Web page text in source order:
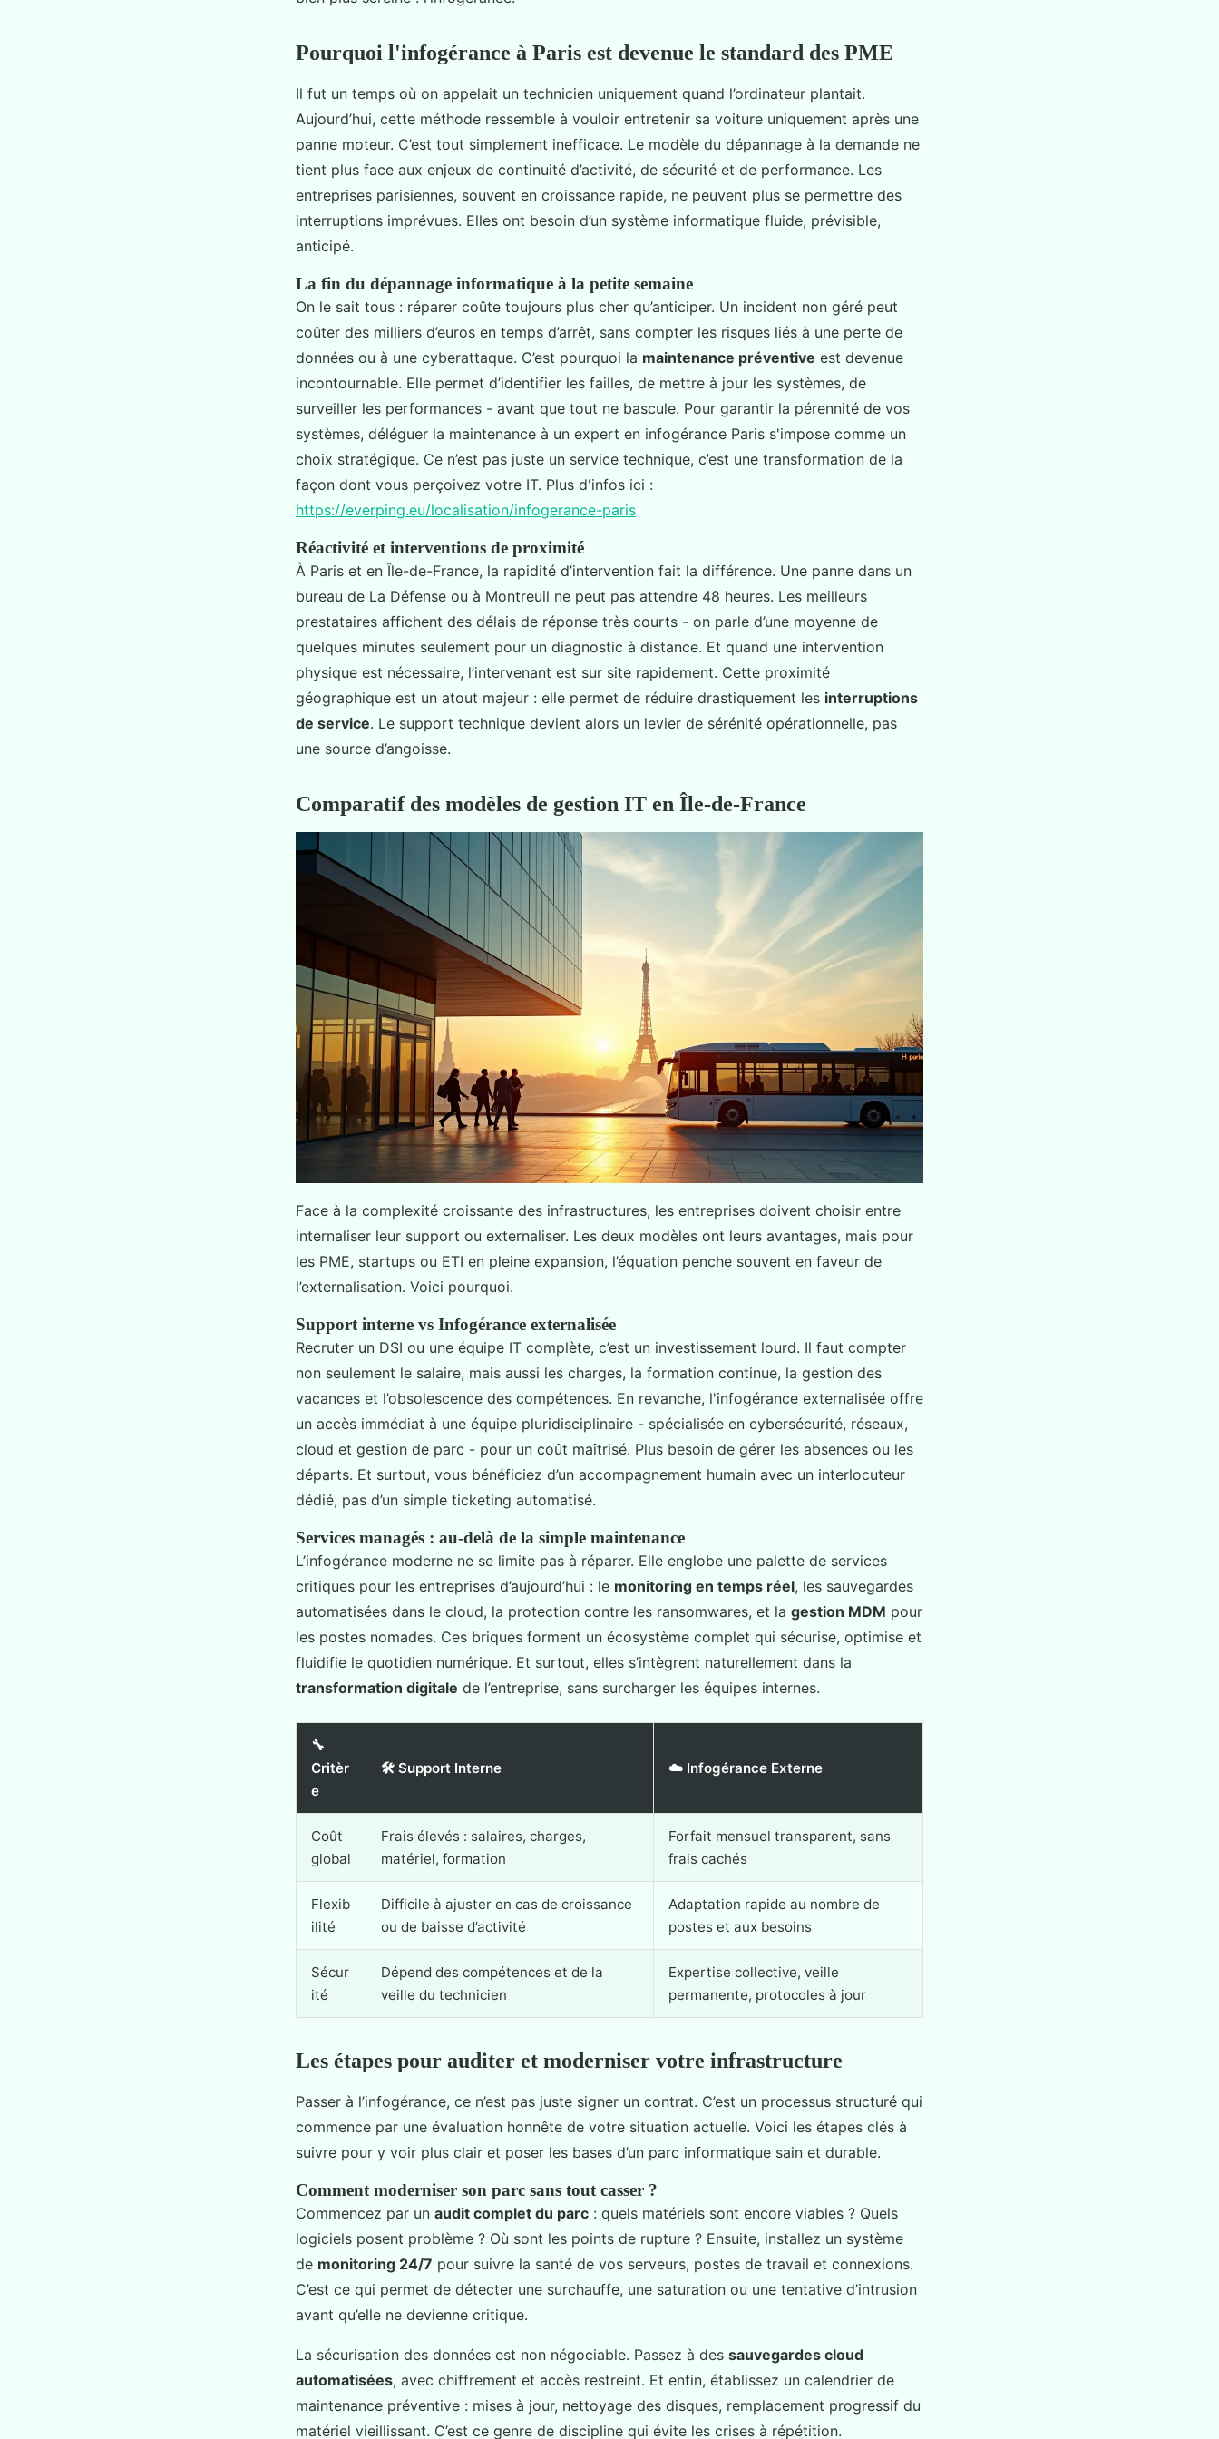
Pourquoi l'infogérance à Paris est devenue le standard des PME
Il fut un temps où on appelait un technicien uniquement quand l’ordinateur plantait.
Aujourd’hui, cette méthode ressemble à vouloir entretenir sa voiture uniquement après une
panne moteur. C’est tout simplement inefficace. Le modèle du dépannage à la demande ne
tient plus face aux enjeux de continuité d’activité, de sécurité et de performance. Les
entreprises parisiennes, souvent en croissance rapide, ne peuvent plus se permettre des
interruptions imprévues. Elles ont besoin d’un système informatique fluide, prévisible,
anticipé.
La fin du dépannage informatique à la petite semaine
On le sait tous : réparer coûte toujours plus cher qu’anticiper. Un incident non géré peut
coûter des milliers d’euros en temps d’arrêt, sans compter les risques liés à une perte de
données ou à une cyberattaque. C’est pourquoi la maintenance préventive est devenue
incontournable. Elle permet d’identifier les failles, de mettre à jour les systèmes, de
surveiller les performances - avant que tout ne bascule. Pour garantir la pérennité de vos
systèmes, déléguer la maintenance à un expert en infogérance Paris s'impose comme un
choix stratégique. Ce n’est pas juste un service technique, c’est une transformation de la
façon dont vous perçoivez votre IT. Plus d'infos ici :
https://everping.eu/localisation/infogerance-paris
Réactivité et interventions de proximité
À Paris et en Île-de-France, la rapidité d’intervention fait la différence. Une panne dans un
bureau de La Défense ou à Montreuil ne peut pas attendre 48 heures. Les meilleurs
prestataires affichent des délais de réponse très courts - on parle d’une moyenne de
quelques minutes seulement pour un diagnostic à distance. Et quand une intervention
physique est nécessaire, l’intervenant est sur site rapidement. Cette proximité
géographique est un atout majeur : elle permet de réduire drastiquement les interruptions
de service. Le support technique devient alors un levier de sérénité opérationnelle, pas
une source d’angoisse.
Comparatif des modèles de gestion IT en Île-de-France
Face à la complexité croissante des infrastructures, les entreprises doivent choisir entre
internaliser leur support ou externaliser. Les deux modèles ont leurs avantages, mais pour
les PME, startups ou ETI en pleine expansion, l’équation penche souvent en faveur de
l’externalisation. Voici pourquoi.
Support interne vs Infogérance externalisée
Recruter un DSI ou une équipe IT complète, c’est un investissement lourd. Il faut compter
non seulement le salaire, mais aussi les charges, la formation continue, la gestion des
vacances et l’obsolescence des compétences. En revanche, l'infogérance externalisée offre
un accès immédiat à une équipe pluridisciplinaire - spécialisée en cybersécurité, réseaux,
cloud et gestion de parc - pour un coût maîtrisé. Plus besoin de gérer les absences ou les
départs. Et surtout, vous bénéficiez d’un accompagnement humain avec un interlocuteur
dédié, pas d’un simple ticketing automatisé.
Services managés : au-delà de la simple maintenance
L’infogérance moderne ne se limite pas à réparer. Elle englobe une palette de services
critiques pour les entreprises d’aujourd’hui : le monitoring en temps réel, les sauvegardes
automatisées dans le cloud, la protection contre les ransomwares, et la gestion MDM pour
les postes nomades. Ces briques forment un écosystème complet qui sécurise, optimise et
fluidifie le quotidien numérique. Et surtout, elles s’intègrent naturellement dans la
transformation digitale de l’entreprise, sans surcharger les équipes internes.
🔧
Critèr
e
🛠️ Support Interne ☁️ Infogérance Externe
Coût
global
Frais élevés : salaires, charges,
matériel, formation
Forfait mensuel transparent, sans
frais cachés
Flexib
ilité
Difficile à ajuster en cas de croissance
ou de baisse d’activité
Adaptation rapide au nombre de
postes et aux besoins
Sécur
ité
Dépend des compétences et de la
veille du technicien
Expertise collective, veille
permanente, protocoles à jour
Les étapes pour auditer et moderniser votre infrastructure
Passer à l’infogérance, ce n’est pas juste signer un contrat. C’est un processus structuré qui
commence par une évaluation honnête de votre situation actuelle. Voici les étapes clés à
suivre pour y voir plus clair et poser les bases d’un parc informatique sain et durable.
Comment moderniser son parc sans tout casser ?
Commencez par un audit complet du parc : quels matériels sont encore viables ? Quels
logiciels posent problème ? Où sont les points de rupture ? Ensuite, installez un système
de monitoring 24/7 pour suivre la santé de vos serveurs, postes de travail et connexions.
C’est ce qui permet de détecter une surchauffe, une saturation ou une tentative d’intrusion
avant qu’elle ne devienne critique.
La sécurisation des données est non négociable. Passez à des sauvegardes cloud
automatisées, avec chiffrement et accès restreint. Et enfin, établissez un calendrier de
maintenance préventive : mises à jour, nettoyage des disques, remplacement progressif du
matériel vieillissant. C’est ce genre de discipline qui évite les crises à répétition.